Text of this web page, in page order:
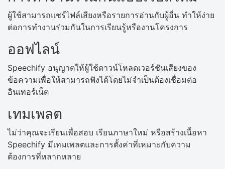
ผู้ใช้สามารถแชร์ไฟล์เสียงหรือรายการอ่านกับผู้อื่น ทำให้ง่าย
ต่อการทำงานร่วมกันในการเรียนรู้หรืองานโครงการ
ออฟไลน์
Speechify อนุญาตให้ผู้ใช้ดาวน์โหลดเวอร์ชันเสียงของ
ข้อความเพื่อให้สามารถฟังได้โดยไม่จำเป็นต้องเชื่อมต่อ
อินเทอร์เน็ต
เทมเพลต
ไม่ว่าคุณจะเรียนเพื่อสอบ เรียนภาษาใหม่ หรือสร้างเนื้อหา
Speechify มีเทมเพลตและการตั้งค่าที่เหมาะกับความ
ต้องการที่หลากหลาย